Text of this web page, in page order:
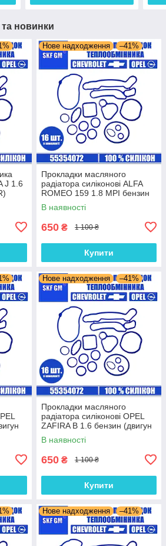
та новинки
J 1.6
Нове надходження –41%
Прокладки масляного
радіатора силіконові ALFA
ROMEO 159 1.8 MPI бензин
(двигун 939A4.000) комплект
16 шт.
В наявності
650 ₴ 1 100 ₴
Купити
Нове надходження –41%
Прокладки масляного
радіатора силіконові OPEL
ZAFIRA B 1.6 бензин (двигун
Z16XER) комплект 16 шт.
В наявності
650 ₴ 1 100 ₴
Купити
Нове надходження –41%